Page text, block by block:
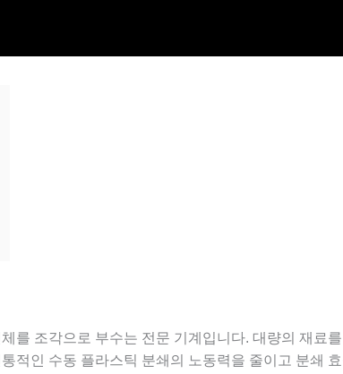
를 조각으로 부수는 전문 기계입니다. 대량의 재료
적인 수동 플라스틱 분쇄의 노동력을 줄이고 분쇄